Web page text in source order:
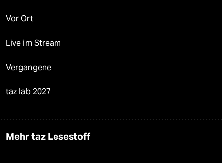
Vor Ort
Live im Stream
Vergangene
taz lab 2027
Mehr taz Lesestoff